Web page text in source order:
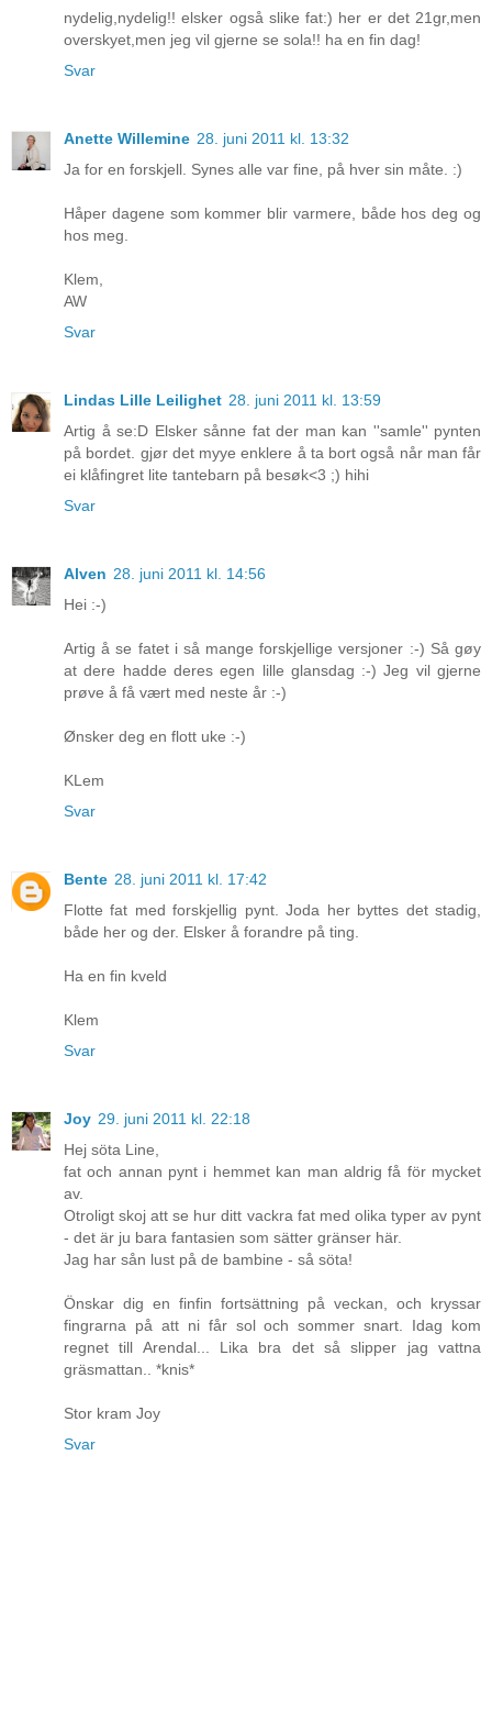
nydelig,nydelig!! elsker også slike fat:) her er det 21gr,men
overskyet,men jeg vil gjerne se sola!! ha en fin dag!
Svar
Anette Willemine 28. juni 2011 kl. 13:32
Ja for en forskjell. Synes alle var fine, på hver sin måte. :)
Håper dagene som kommer blir varmere, både hos deg og
hos meg.
Klem,
AW
Svar
Lindas Lille Leilighet 28. juni 2011 kl. 13:59
Artig å se:D Elsker sånne fat der man kan ''samle'' pynten
på bordet. gjør det myye enklere å ta bort også når man får
ei klåfingret lite tantebarn på besøk<3 ;) hihi
Svar
Alven 28. juni 2011 kl. 14:56
Hei :-)
Artig å se fatet i så mange forskjellige versjoner :-) Så gøy
at dere hadde deres egen lille glansdag :-) Jeg vil gjerne
prøve å få vært med neste år :-)
Ønsker deg en flott uke :-)
KLem
Svar
Bente 28. juni 2011 kl. 17:42
Flotte fat med forskjellig pynt. Joda her byttes det stadig,
både her og der. Elsker å forandre på ting.
Ha en fin kveld
Klem
Svar
Joy 29. juni 2011 kl. 22:18
Hej söta Line,
fat och annan pynt i hemmet kan man aldrig få för mycket
av.
Otroligt skoj att se hur ditt vackra fat med olika typer av pynt
- det är ju bara fantasien som sätter gränser här.
Jag har sån lust på de bambine - så söta!
Önskar dig en finfin fortsättning på veckan, och kryssar
fingrarna på att ni får sol och sommer snart. Idag kom
regnet till Arendal... Lika bra det så slipper jag vattna
gräsmattan.. *knis*
Stor kram Joy
Svar